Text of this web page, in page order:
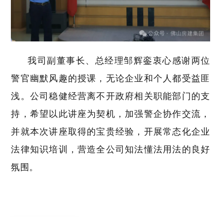
我司副董事长、总经理邹辉銮衷心感谢两位
警官幽默风趣的授课，无论企业和个人都受益匪
浅。公司稳健经营离不开政府相关职能部门的支
持，希望以此讲座为契机，加强警企协作交流，
并就本次讲座取得的宝贵经验，开展常态化企业
法律知识培训，营造全公司知法懂法用法的良好
氛围。